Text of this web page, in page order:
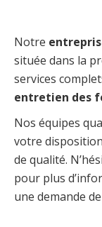
Notre
située dans la
services
entretien des
Nos équipes
votre
de qualité.
pour plus
une demande